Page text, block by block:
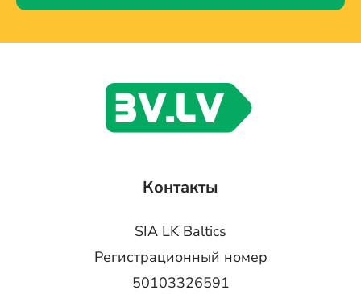
Контакты
SIA LK Baltics
Регистрационный номер
50103326591